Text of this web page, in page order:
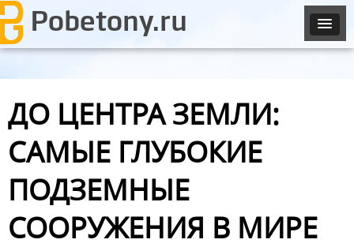
ДО ЦЕНТРА ЗЕМЛИ:
САМЫЕ ГЛУБОКИЕ
ПОДЗЕМНЫЕ
СООРУЖЕНИЯ В МИРЕ